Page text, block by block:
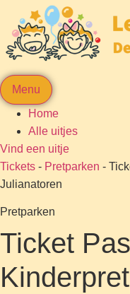
Menu
Home
Alle uitjes
Vind een uitje
Tickets - Pretparken -
Julianatoren
Pretparken
Ticket